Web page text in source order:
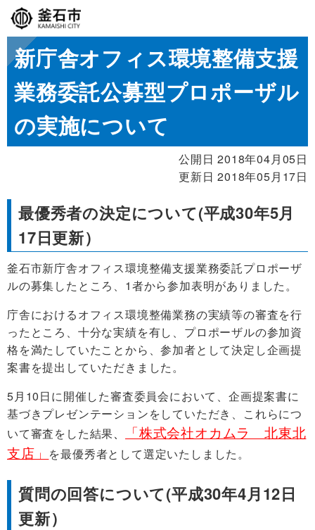
新庁舎オフィス環境整備支援
業務委託公募型プロポーザル
の実施について
公開日 2018年04月05日
更新日 2018年05月17日
最優秀者の決定について(平成30年5月
17日更新）
釜石市新庁舎オフィス環境整備支援業務委託プロポーザ
ルの募集したところ、1者から参加表明がありました。
庁舎におけるオフィス環境整備業務の実績等の審査を行
ったところ、十分な実績を有し、プロポーザルの参加資
格を満たしていたことから、参加者として決定し企画提
案書を提出していただきました。
5月10日に開催した審査委員会において、企画提案書に
基づきプレゼンテーションをしていただき、これらにつ
いて審査をした結果、
「株式会社オカムラ 北東北
支店」 を最優秀者として選定いたしました。
質問の回答について(平成30年4月12日
更新）